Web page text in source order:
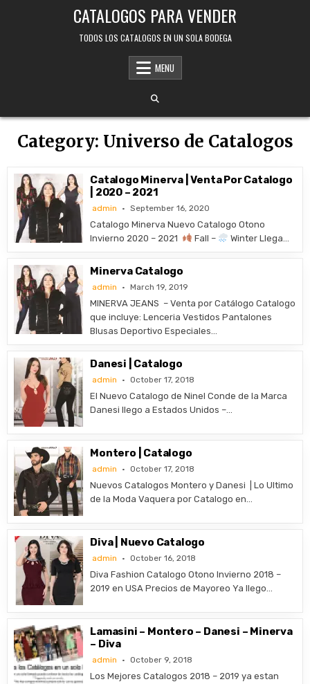
CATALOGOS PARA VENDER
TODOS LOS CATALOGOS EN UN SOLA BODEGA
MENU
Category: Universo de Catalogos
Catalogo Minerva | Venta Por Catalogo
| 2020 – 2021
admin September 16, 2020
Catalogo Minerva Nuevo Catalogo Otono
Invierno 2020 – 2021
Fall – Winter Llega…
Minerva Catalogo
admin March 19, 2019
MINERVA JEANS – Venta por Catálogo Catalogo
que incluye: Lenceria Vestidos Pantalones
Blusas Deportivo Especiales…
Danesi | Catalogo
admin October 17, 2018
El Nuevo Catalogo de Ninel Conde de la Marca
Danesi llego a Estados Unidos –…
Montero | Catalogo
admin October 17, 2018
Nuevos Catalogos Montero y Danesi | Lo Ultimo
de la Moda Vaquera por Catalogo en…
Diva | Nuevo Catalogo
admin October 16, 2018
Diva Fashion Catalogo Otono Invierno 2018 –
2019 en USA Precios de Mayoreo Ya llego…
Lamasini – Montero – Danesi – Minerva
– Diva
admin October 9, 2018
Los Mejores Catalogos 2018 – 2019 ya estan